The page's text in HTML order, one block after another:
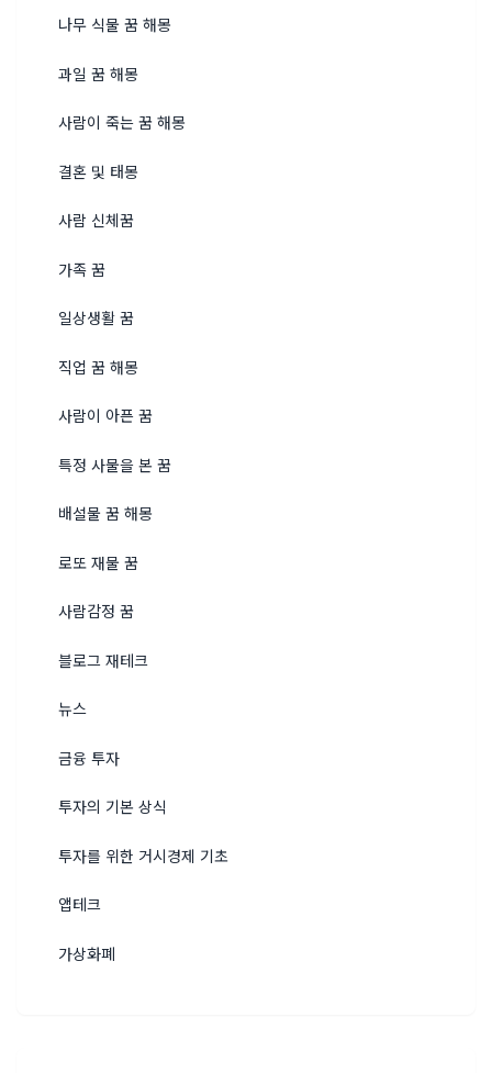
나무 식물 꿈 해몽
과일 꿈 해몽
사람이 죽는 꿈 해몽
결혼 및 태몽
사람 신체꿈
가족 꿈
일상생활 꿈
직업 꿈 해몽
사람이 아픈 꿈
특정 사물을 본 꿈
배설물 꿈 해몽
로또 재물 꿈
사람감정 꿈
블로그 재테크
뉴스
금융 투자
투자의 기본 상식
투자를 위한 거시경제 기초
앱테크
가상화폐